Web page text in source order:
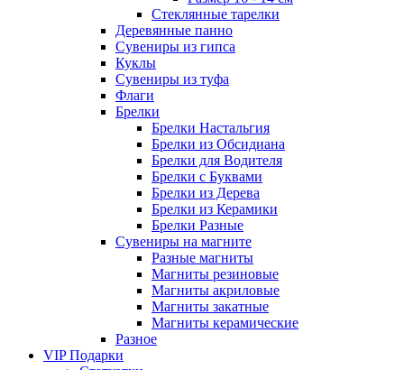
Стеклянные тарелки
Деревянные панно
Сувениры из гипса
Куклы
Сувениры из туфа
Флаги
Брелки
Брелки Настальгия
Брелки из Обсидиана
Брелки для Водителя
Брелки с Буквами
Брелки из Дерева
Брелки из Керамики
Брелки Разные
Сувениры на магните
Разные магниты
Магниты резиновые
Магниты акриловые
Магниты закатные
Магниты керамические
Разное
VIP Подарки